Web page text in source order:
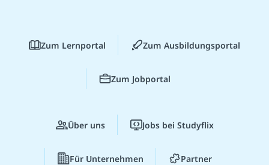
Zum Lernportal Zum Ausbildungsportal
Zum Jobportal
Über uns Jobs bei Studyflix
Für Unternehmen Partner